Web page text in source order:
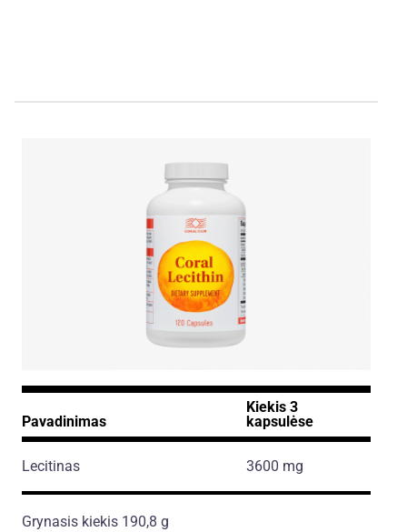
Pavadinimas
Kiekis 3
kapsulėse
Lecitinas 3600 mg
Grynasis kiekis 190,8 g